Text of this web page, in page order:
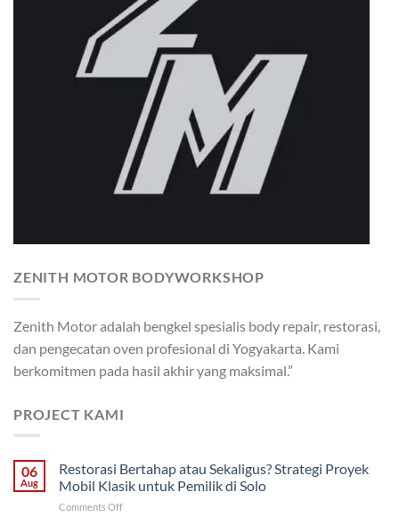
ZENITH MOTOR BODYWORKSHOP
Zenith Motor adalah bengkel spesialis body repair, restorasi,
dan pengecatan oven profesional di Yogyakarta. Kami
berkomitmen pada hasil akhir yang maksimal.”
PROJECT KAMI
06
Aug
Restorasi Bertahap atau Sekaligus? Strategi Proyek
Mobil Klasik untuk Pemilik di Solo
Comments Offon